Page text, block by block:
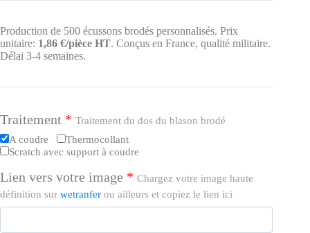
Production de 500 écussons brodés personnalisés. Prix
unitaire: 1,86 €/pièce HT. Conçus en France, qualité militaire.
Délai 3-4 semaines.
Traitement * Traitement du dos du blason brodé
A coudre
Thermocollant
Scratch avec support à coudre
Lien vers votre image * Chargez votre image haute
définition sur wetranfer ou ailleurs et copiez le lien ici